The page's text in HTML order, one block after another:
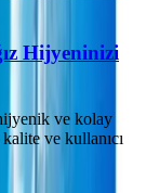
Hijyeninizi
ve kolay
ve kullanıcı